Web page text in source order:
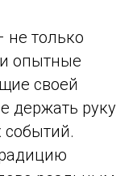
только
опытные
своей
держать руку
событий.